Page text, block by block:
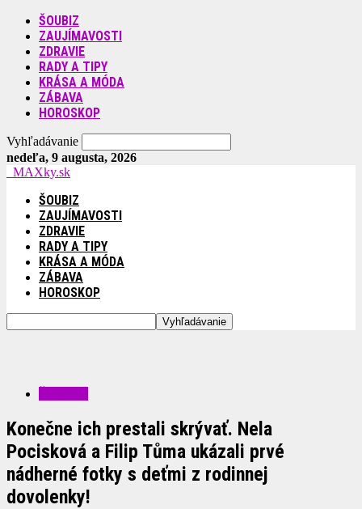
ŠOUBIZ
ZAUJÍMAVOSTI
ZDRAVIE
RADY A TIPY
KRÁSA A MÓDA
ZÁBAVA
HOROSKOP
Vyhľadávanie
nedeľa, 9 augusta, 2026
MAXky.sk
ŠOUBIZ
ZAUJÍMAVOSTI
ZDRAVIE
RADY A TIPY
KRÁSA A MÓDA
ZÁBAVA
HOROSKOP
Konečne ich prestali skrývať. Nela
Pocisková a Filip Tůma ukázali prvé
nádherné fotky s deťmi z rodinnej
dovolenky!